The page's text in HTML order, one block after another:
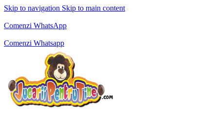
Skip to navigation Skip to main content
Comenzi WhatsApp
Comenzi Whatsapp